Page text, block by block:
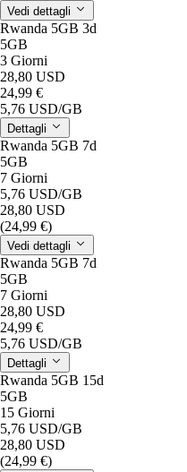
Vedi dettagli
Rwanda 5GB 3d
5GB
3 Giorni
28,80 USD
24,99 €
5,76 USD/GB
Dettagli
Rwanda 5GB 7d
5GB
7 Giorni
5,76 USD/GB
28,80 USD
(24,99 €)
Vedi dettagli
Rwanda 5GB 7d
5GB
7 Giorni
28,80 USD
24,99 €
5,76 USD/GB
Dettagli
Rwanda 5GB 15d
5GB
15 Giorni
5,76 USD/GB
28,80 USD
(24,99 €)